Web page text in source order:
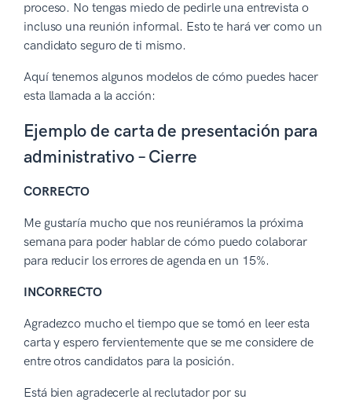
proceso. No tengas miedo de pedirle una entrevista o
incluso una reunión informal. Esto te hará ver como un
candidato seguro de ti mismo.
Aquí tenemos algunos modelos de cómo puedes hacer
esta llamada a la acción:
Ejemplo de carta de presentación para
administrativo – Cierre
CORRECTO
Me gustaría mucho que nos reuniéramos la próxima
semana para poder hablar de cómo puedo colaborar
para reducir los errores de agenda en un 15%.
INCORRECTO
Agradezco mucho el tiempo que se tomó en leer esta
carta y espero fervientemente que se me considere de
entre otros candidatos para la posición.
Está bien agradecerle al reclutador por su